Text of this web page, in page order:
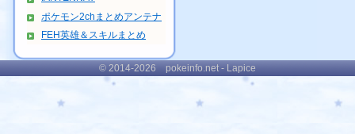
ポケモン2chまとめアンテナ
FEH英雄＆スキルまとめ
© 2014-2026 pokeinfo.net - Lapice